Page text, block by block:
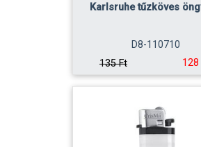
Karlsruhe tűzköves
D8-110710
135 Ft
128